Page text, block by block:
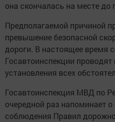
она скончалась на месте
Предполагаемой причиной
превышение безопасной
дороги. В настоящее время
Госавтоинспекции проводят
установления всех
Госавтоинспекция МВД по
очередной раз напоминает
соблюдения Правил